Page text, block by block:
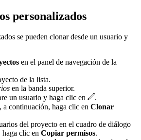
personalizados
se pueden clonar desde un usuario y
en el panel de navegación de la
de la lista.
en la banda superior.
un usuario y haga clic en
.
a continuación, haga clic en Clonar
del proyecto en el cuadro de diálogo
clic en Copiar permisos.